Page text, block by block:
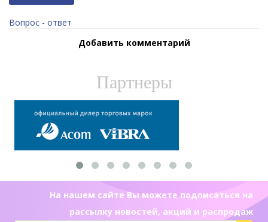
Вопрос - ответ
Добавить комментарий
Партнеры
На нашем сайте Вы можете подписаться на
рассылку новостей, акций и распродаж